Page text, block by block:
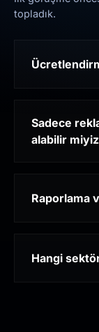
topladık.
Sadece
alabilir
Raporlama
Hangi